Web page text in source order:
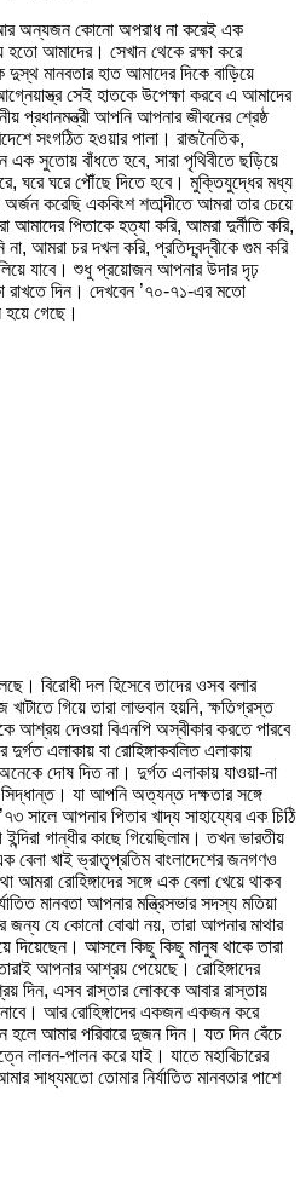
অন্যজন কোনো অপরাধ না করেই এক
হতো আমাদের। সেখান থেকে রক্ষা করে
মানবতার হাত আমাদের দিকে বাড়িয়ে
সেই হাতকে উপেক্ষা করবে এ আমাদের
প্রধানমন্ত্রী আপনি আপনার জীবনের শ্রেষ্ঠ
সংগঠিত হওয়ার পালা। রাজনৈতিক,
এক সুতোয় বাঁধতে হবে, সারা পৃথিবীতে ছড়িয়ে
ঘরে ঘরে পৌঁছে দিতে হবে। মুক্তিযুদ্ধের মধ্য
করেছি একবিংশ শতাব্দীতে আমরা তার চেয়ে
আমাদের পিতাকে হত্যা করি, আমরা দুর্নীতি করি,
আমরা চর দখল করি, প্রতিদ্বন্দ্বীকে গুম করি
যাবে। শুধু প্রয়োজন আপনার উদার দৃঢ়
রাখতে দিন। দেখবেন ’৭০-৭১-এর মতো
হয়ে গেছে।
বিরোধী দল হিসেবে তাদের ওসব বলার
গিয়ে তারা লাভবান হয়নি, ক্ষতিগ্রস্ত
আশ্রয় দেওয়া বিএনপি অস্বীকার করতে পারবে
এলাকায় বা রোহিঙ্গাকবলিত এলাকায়
দোষ দিত না। দুর্গত এলাকায় যাওয়া-না
যা আপনি অত্যন্ত দক্ষতার সঙ্গে
সালে আপনার পিতার খাদ্য সাহায্যের এক চিঠি
গান্ধীর কাছে গিয়েছিলাম। তখন ভারতীয়
বেলা খাই ভ্রাতৃপ্রতিম বাংলাদেশের জনগণও
আমরা রোহিঙ্গাদের সঙ্গে এক বেলা খেয়ে থাকব
মানবতা আপনার মন্ত্রিসভার সদস্য মতিয়া
জন্য যে কোনো বোঝা নয়, তারা আপনার মাথার
দিয়েছেন। আসলে কিছু কিছু মানুষ থাকে তারা
আপনার আশ্রয় পেয়েছে। রোহিঙ্গাদের
দিন, এসব রাস্তার লোককে আবার রাস্তায়
আর রোহিঙ্গাদের একজন একজন করে
হলে আমার পরিবারে দুজন দিন। যত দিন বেঁচে
লালন-পালন করে যাই। যাতে মহাবিচারের
সাধ্যমতো তোমার নির্যাতিত মানবতার পাশে